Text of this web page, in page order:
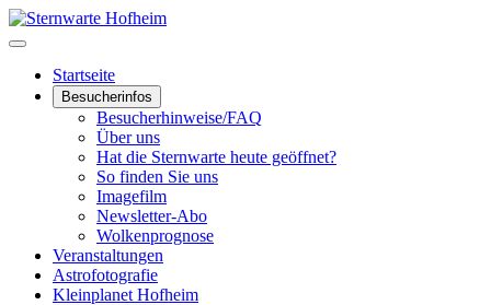
Startseite
Besucherinfos
Besucherhinweise/FAQ
Über uns
Hat die Sternwarte heute geöffnet?
So finden Sie uns
Imagefilm
Newsletter-Abo
Wolkenprognose
Veranstaltungen
Astrofotografie
Kleinplanet Hofheim